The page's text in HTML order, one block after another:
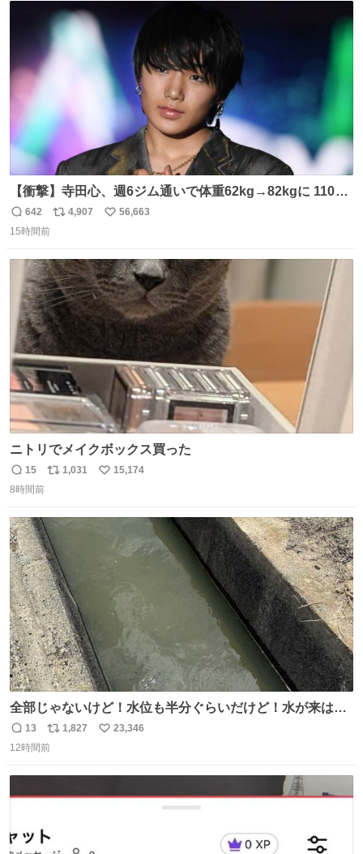
ト
数
【衝撃】寺田心、週6ジム通いで体重62kg→82kgに 110kg
のベンチプレス持ち上げる姿披露
news.livedoor.com/article/detail… 元々自重のみだった
のためおにぎり10個、ゼリー飲料3～4本、パスタと毎日4
千kcalオーバーの食事を摂取し、増量したという。
返
信
642
リ
ト
数
4,907
い
数
56,663
15時間前
ニトリでメイクボックス買った
返
信
15
リ
ト
数
1,031
い
15,174
8時間前
全部じゃないけど！水位も半分ぐらいだけど！水が来はじ
めたよ！！！ 作業してくれた方々ありがとーーー
ー！！！！！！！！！！！！！！！！！！！！！！！！！
返
信
13
リ
ポ
1,827
い
23,346
12時間前